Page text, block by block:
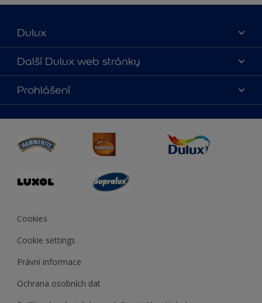
Dulux
O nás
Kontaktujte nás
Najít obchod
Další Dulux web stránky
duluxmalir.cz
duluxmaliar.sk
duluxprodejnabarev.cz
duluxpredajnafarieb.sk
Prohlášení
Cookies
Cookie settings
Právní informace
Ochrana osobních dat